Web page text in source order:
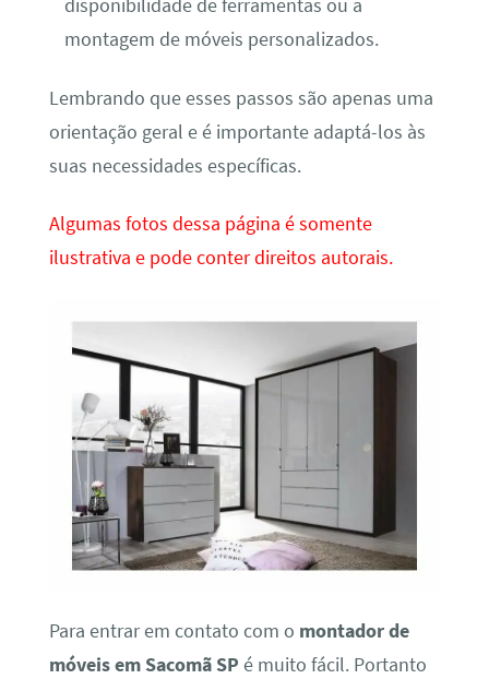
disponibilidade de ferramentas ou a
montagem de móveis personalizados.
Lembrando que esses passos são apenas uma
orientação geral e é importante adaptá-los às
suas necessidades específicas.
Algumas fotos dessa página é somente
ilustrativa e pode conter direitos autorais.
Para entrar em contato com o montador de
móveis em Sacomã SP é muito fácil. Portanto